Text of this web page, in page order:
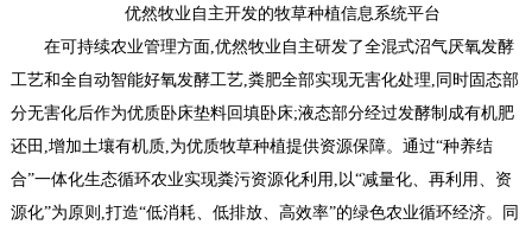
优然牧业自主开发的牧草种植信息系统平台
在可持续农业管理方面,优然牧业自主研发了全混式沼气厌氧发酵
工艺和全自动智能好氧发酵工艺,粪肥全部实现无害化处理,同时固态部
分无害化后作为优质卧床垫料回填卧床;液态部分经过发酵制成有机肥
还田,增加土壤有机质,为优质牧草种植提供资源保障。通过“种养结
合”一体化生态循环农业实现粪污资源化利用,以“减量化、再利用、资
源化”为原则,打造“低消耗、低排放、高效率”的绿色农业循环经济。同